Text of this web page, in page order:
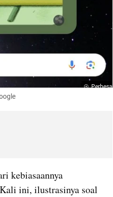
Perbesar
kebiasaannya
ini, ilustrasinya soal